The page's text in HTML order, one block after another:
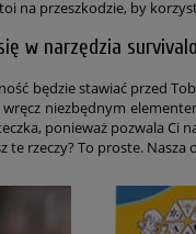
na przeszkodzie, by
w narzędzia
będzie stawiać przed
niezbędnym
ponieważ pozwala
rzeczy? To proste.